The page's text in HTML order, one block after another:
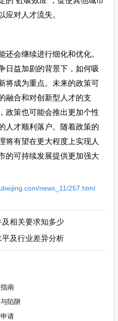
应对人才流失。
还会继续进行细化和优化。
日益加剧的背景下，如何吸
将成为重点。未来的政策可
融合和对创新型人才的支
政策也可能会推出更加个性
人才顺利落户。随着政策的
将有望在更大程度上实现人
的可持续发展提供更加强大
news_11/257.html
相关要求知多少
及行业差异分析
南
陷阱
请